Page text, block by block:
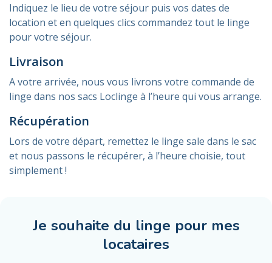
Indiquez le lieu de votre séjour puis vos dates de
location et en quelques clics commandez tout le linge
pour votre séjour.
Livraison
A votre arrivée, nous vous livrons votre commande de
linge dans nos sacs Loclinge à l’heure qui vous arrange.
Récupération
Lors de votre départ, remettez le linge sale dans le sac
et nous passons le récupérer, à l’heure choisie, tout
simplement !
Je souhaite du linge pour mes
locataires